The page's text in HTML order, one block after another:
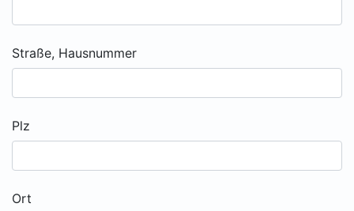
Straße, Hausnummer
Plz
Ort